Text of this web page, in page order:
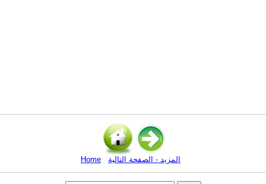
Home المزيد - الصفحة التالية